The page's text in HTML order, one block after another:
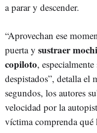
a parar y descender.
“Aprovechan ese
puerta y sustraer
copiloto,
despistados”, detalla
segundos, los autores
velocidad por la
víctima comprenda qué